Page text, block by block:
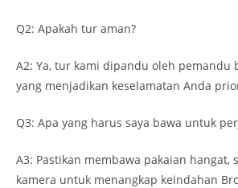
Q2: Apakah tur aman?
A2: Ya, tur kami dipandu oleh pemandu
yang menjadikan keselamatan Anda
Q3: Apa yang harus saya bawa untuk
A3: Pastikan membawa pakaian hangat,
kamera untuk menangkap keindahan